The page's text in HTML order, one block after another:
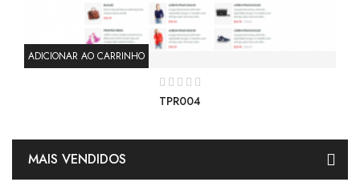
ADICIONAR AO CARRINHO
TPR003
MAIS VENDIDOS